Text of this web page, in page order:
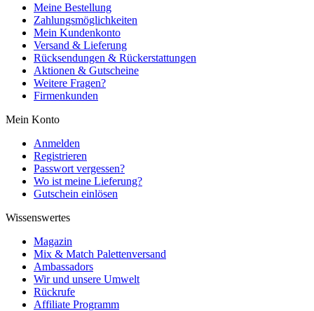
Meine Bestellung
Zahlungsmöglichkeiten
Mein Kundenkonto
Versand & Lieferung
Rücksendungen & Rückerstattungen
Aktionen & Gutscheine
Weitere Fragen?
Firmenkunden
Mein Konto
Anmelden
Registrieren
Passwort vergessen?
Wo ist meine Lieferung?
Gutschein einlösen
Wissenswertes
Magazin
Mix & Match Palettenversand
Ambassadors
Wir und unsere Umwelt
Rückrufe
Affiliate Programm